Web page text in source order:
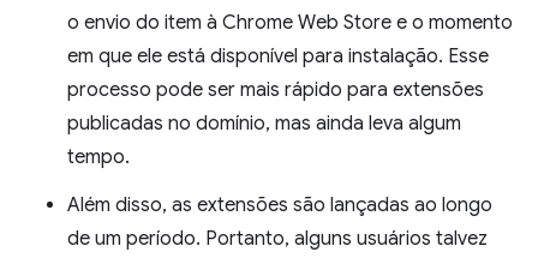
o envio do item à Chrome Web Store e o momento
em que ele está disponível para instalação. Esse
processo pode ser mais rápido para extensões
publicadas no domínio, mas ainda leva algum
tempo.
Além disso, as extensões são lançadas ao longo
de um período. Portanto, alguns usuários talvez